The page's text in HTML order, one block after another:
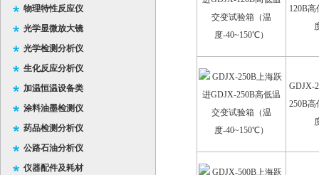
物理特性反应仪
光学显微放大镜
光学检测分析仪
生化反应分析仪
加温恒温设备类
涂料油墨检测仪
药品检测分析仪
公路石油分析仪
仪器配件及耗材
120B
GDJX-
250B